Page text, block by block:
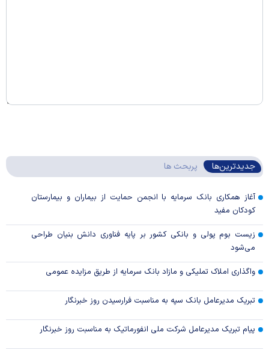
جدیدترین‌ها پربحث ها
آغاز همکاری بانک سرمایه با انجمن حمایت از بیماران و بیمارستان
کودکان مفید
زیست بوم پولی و بانکی کشور بر پایه فناوری دانش بنیان طراحی
می‌شود
واگذاری املاک تملیکی و مازاد بانک سرمایه از طریق مزایده عمومی
تبریک مدیرعامل بانک سپه به مناسبت فرارسیدن روز خبرنگار
پیام تبریک مدیرعامل شرکت ملی انفورماتیک به مناسبت روز خبرنگار